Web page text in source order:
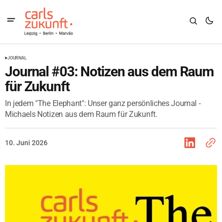
JOURNAL
Journal #03: Notizen aus dem Raum
für Zukunft
In jedem "The Elephant": Unser ganz persönliches Journal -
Michaels Notizen aus dem Raum für Zukunft.
10. Juni 2026